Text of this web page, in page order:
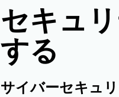
セキュ
する
サイバーセキュ